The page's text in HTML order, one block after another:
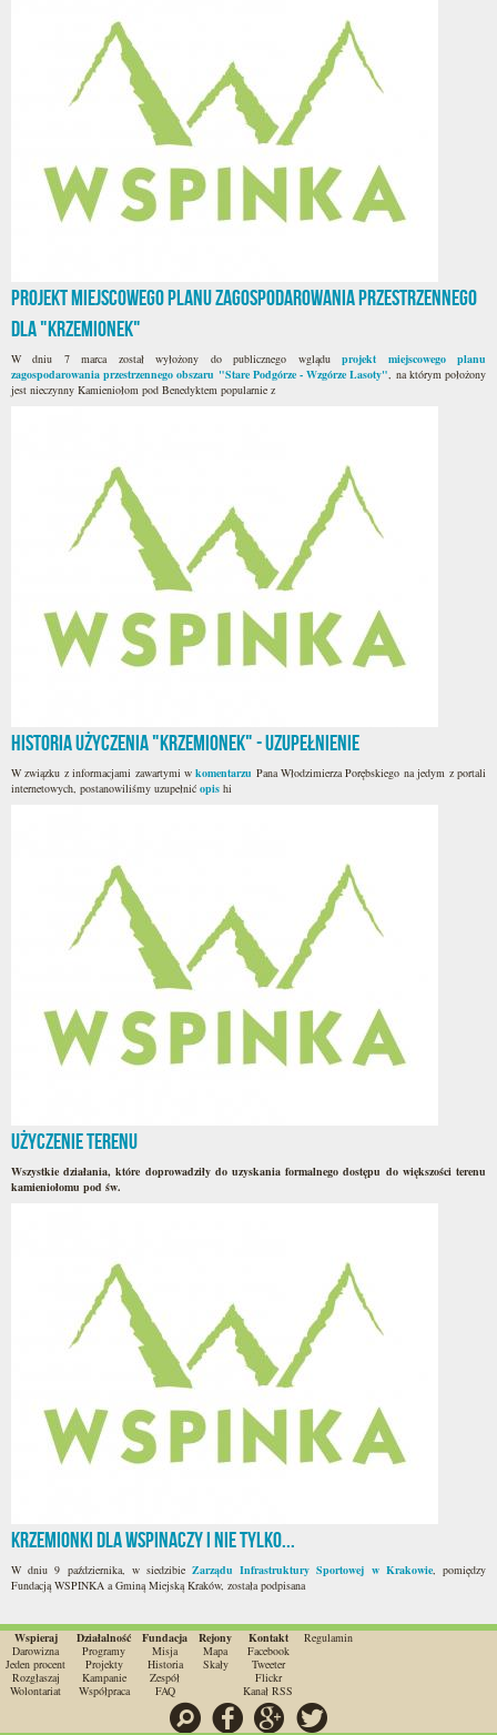
Projekt miejscowego planu zagospodarowania przestrzennego
dla "Krzemionek"
W dniu 7 marca został wyłożony do publicznego wgląduprojekt miejscowego planu
zagospodarowania przestrzennego obszaru "Stare Podgórze - Wzgórze Lasoty", na którym położony
jest nieczynny Kamieniołom pod Benedyktem popularnie z
Historia użyczenia "Krzemionek" - uzupełnienie
W związku z informacjami zawartymi wkomentarzu Pana Włodzimierza Porębskiego na jedym z portali
internetowych, postanowiliśmy uzupełnić opis hi
Użyczenie terenu
Wszystkie działania, które doprowadziły do uzyskania formalnego dostępu do większości terenu
kamieniołomu pod św.
Krzemionki dla wspinaczy i nie tylko...
W dniu 9 października, w siedzibieZarządu Infrastruktury Sportowej w Krakowie, pomiędzy
Fundacją WSPINKA a Gminą Miejską Kraków, została podpisana
Wspieraj
Darowizna
Jeden procent
Rozgłaszaj
Wolontariat
Działalność
Programy
Projekty
Kampanie
Współpraca
Fundacja
Misja
Historia
Zespół
FAQ
Rejony
Mapa
Skały
Kontakt
Facebook
Tweeter
Flickr
Kanał RSS
Regulamin
Szukaj Facebook Google